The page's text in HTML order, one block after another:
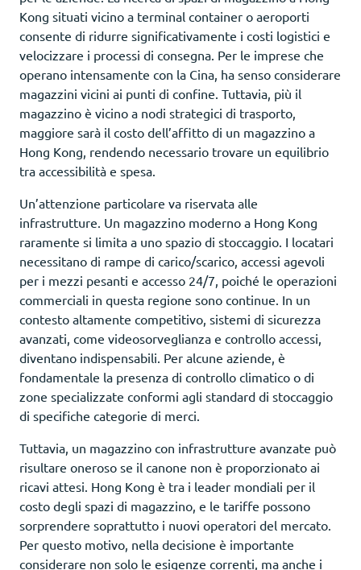
Kong situati vicino a terminal container o aeroporti
consente di ridurre significativamente i costi logistici e
velocizzare i processi di consegna. Per le imprese che
operano intensamente con la Cina, ha senso considerare
magazzini vicini ai punti di confine. Tuttavia, più il
magazzino è vicino a nodi strategici di trasporto,
maggiore sarà il costo dell’affitto di un magazzino a
Hong Kong, rendendo necessario trovare un equilibrio
tra accessibilità e spesa.
Un’attenzione particolare va riservata alle
infrastrutture. Un magazzino moderno a Hong Kong
raramente si limita a uno spazio di stoccaggio. I locatari
necessitano di rampe di carico/scarico, accessi agevoli
per i mezzi pesanti e accesso 24/7, poiché le operazioni
commerciali in questa regione sono continue. In un
contesto altamente competitivo, sistemi di sicurezza
avanzati, come videosorveglianza e controllo accessi,
diventano indispensabili. Per alcune aziende, è
fondamentale la presenza di controllo climatico o di
zone specializzate conformi agli standard di stoccaggio
di specifiche categorie di merci.
Tuttavia, un magazzino con infrastrutture avanzate può
risultare oneroso se il canone non è proporzionato ai
ricavi attesi. Hong Kong è tra i leader mondiali per il
costo degli spazi di magazzino, e le tariffe possono
sorprendere soprattutto i nuovi operatori del mercato.
Per questo motivo, nella decisione è importante
considerare non solo le esigenze correnti, ma anche i